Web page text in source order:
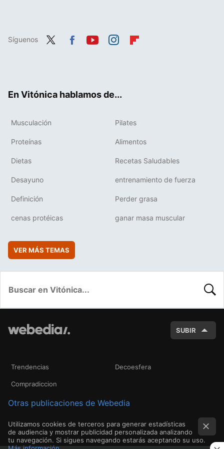
Síguenos
En Vitónica hablamos de...
Musculación Pilates
Proteínas Alimentos
Dietas Recetas Saludables
Desayuno entrenamiento de fuerza
Definición Perder grasa
cenas protéicas ganar masa muscular
VER MÁS TEMAS
SUBIR
Trendencias Decoesfera
Compradiccion
Otras publicaciones de Webedia
Utilizamos cookies de terceros para generar estadísticas
de audiencia y mostrar publicidad personalizada analizando
tu navegación. Si sigues navegando estarás aceptando su uso.